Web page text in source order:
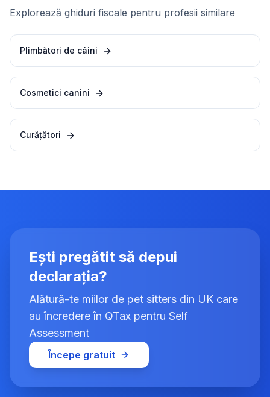
Explorează ghiduri fiscale pentru profesii similare
Plimbători de câini
Cosmetici canini
Curățători
Ești pregătit să depui
declarația?
Alătură-te miilor de pet sitters din UK care
au încredere în QTax pentru Self
Assessment
Începe gratuit